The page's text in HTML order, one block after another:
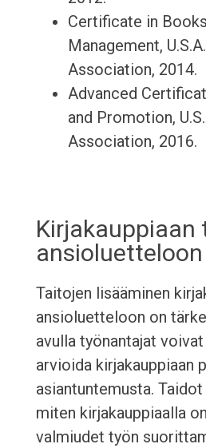
Certificate in
Management,
Association, 2014.
Advanced
and Promotion,
Association, 2016.
Kirjakauppiaan
ansioluetteloon
Taitojen lisääminen
ansioluetteloon on
avulla työnantajat
arvioida kirjakauppiaan
asiantuntemusta.
miten kirjakauppiaalla
valmiudet työn